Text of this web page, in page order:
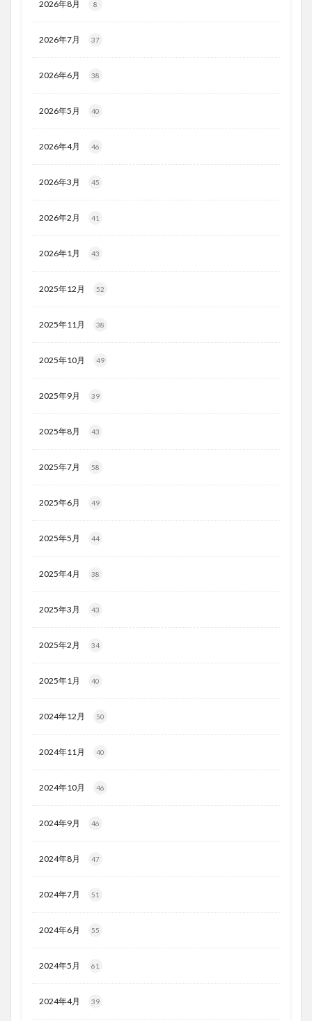
2026年8月 8
2026年7月 37
2026年6月 38
2026年5月 40
2026年4月 46
2026年3月 45
2026年2月 41
2026年1月 43
2025年12月 52
2025年11月 38
2025年10月 49
2025年9月 39
2025年8月 43
2025年7月 58
2025年6月 49
2025年5月 44
2025年4月 38
2025年3月 43
2025年2月 34
2025年1月 40
2024年12月 50
2024年11月 40
2024年10月 46
2024年9月 46
2024年8月 47
2024年7月 51
2024年6月 55
2024年5月 61
2024年4月 39